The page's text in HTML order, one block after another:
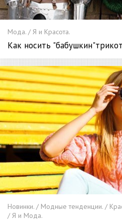
Мода. / Я и Красота.
Как носить
Новинки. / Модные тенденции. /
/ Я и Мода.